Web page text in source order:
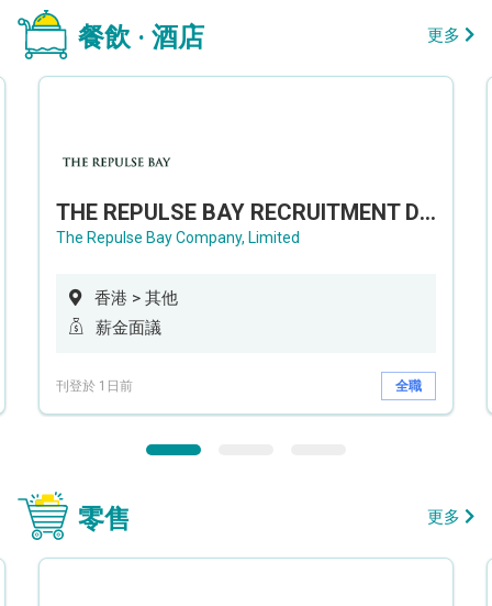
餐飲 · 酒店 更多
THE REPULSE BAY RECRUITMENT DAY 淺水灣影灣園人才招聘會
The Repulse Bay Company, Limited
香港 > 其他
薪金面議
刊登於 1日前 全職
零售 更多